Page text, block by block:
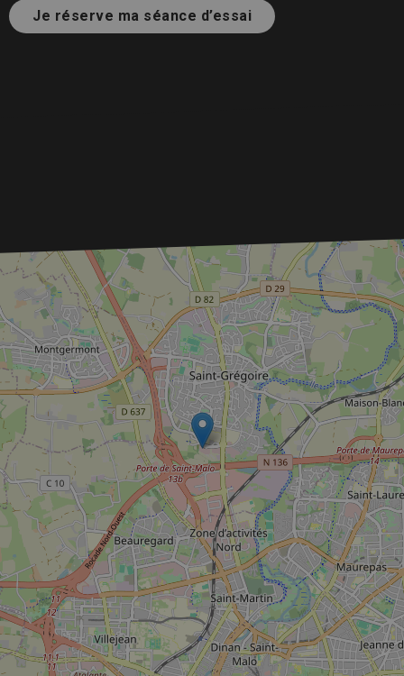
Je réserve ma séance d’essai